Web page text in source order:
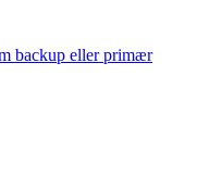
backup eller primær